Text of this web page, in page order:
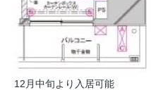
12月中旬より入居可能